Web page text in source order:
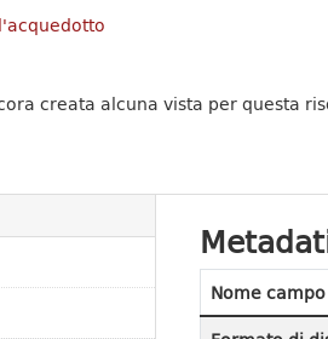
creata alcuna vista per questa
Nome campo